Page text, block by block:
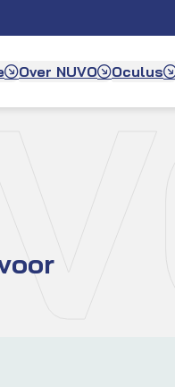
Over NUVO Oculus